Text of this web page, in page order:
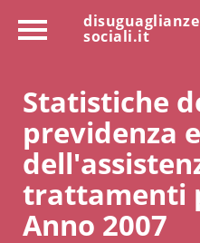
disuguaglianze
sociali.it
Statistiche
previdenza e
trattamenti
Anno 2007